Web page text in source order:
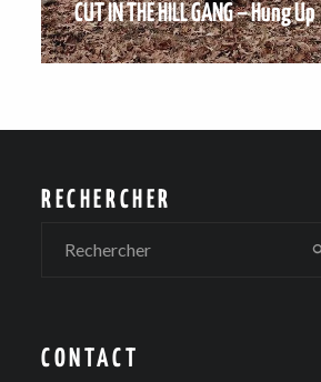
CUT IN THE HILL GANG – Hung Up
RECHERCHER
CONTACT